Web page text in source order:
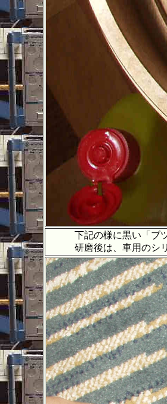
下記の様に黒い「ブツブ
研磨後は、車用のシリコ